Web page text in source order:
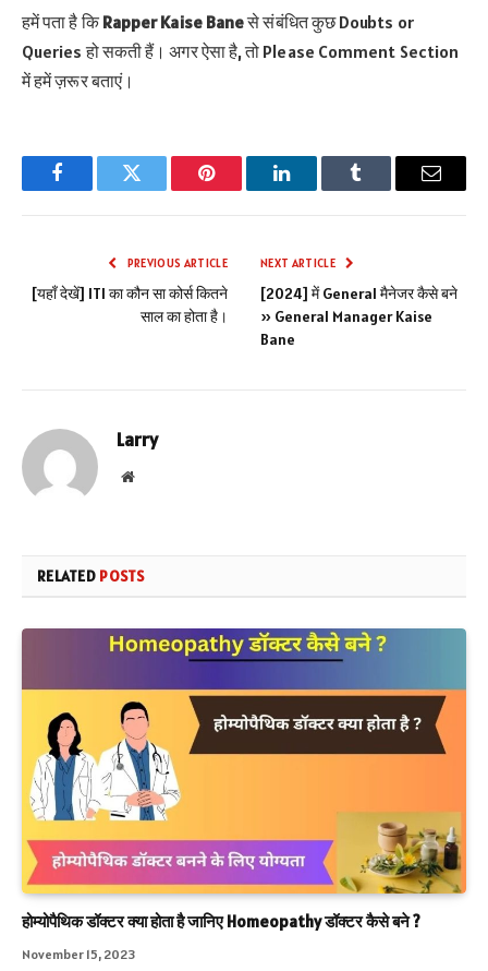
हमें पता है किRapper Kaise Baneसे संबंधित कुछ Doubts or
Queries हो सकती हैं। अगर ऐसा है, तो Please Comment Section
में हमें ज़रूर बताएं।
FacebookTwitter Pinterest LinkedInTumblr Email
PREVIOUS ARTICLE
[यहाँ देखें] ITI का कौन सा कोर्स कितने
साल का होता है।
NEXT ARTICLE
[2024] में General मैनेजर कैसे बने
» General Manager Kaise
Bane
Larry
Website
RELATED POSTS
होम्योपैथिक डॉक्टर क्या होता है जानिए Homeopathy डॉक्टर कैसे बने ?
November 15, 2023